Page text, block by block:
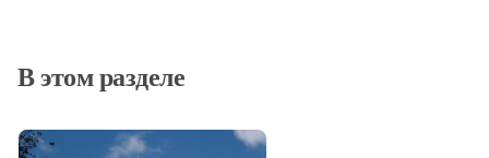
В этом разделе